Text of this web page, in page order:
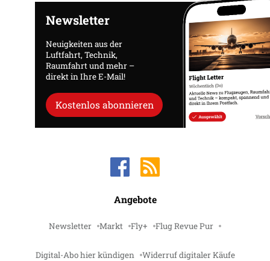
Newsletter
Neuigkeiten aus der
Luftfahrt, Technik,
Raumfahrt und mehr –
direkt in Ihre E-Mail!
Kostenlos abonnieren
Angebote
Newsletter Markt Fly+ Flug Revue Pur
Digital-Abo hier kündigen Widerruf digitaler Käufe